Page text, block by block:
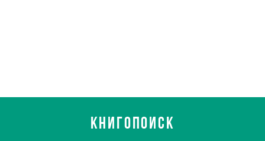
КНИГОПОИСК